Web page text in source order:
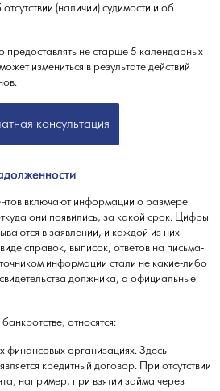
(наличии) судимости и об
не старше 5 календарных
измениться в результате действий
консультация
включают информации о размере
они появились, за какой срок. Цифры
в заявлении, и каждой из них
справок, выписок, ответов на письма-
информации стали не какие-либо
должника, а официальные
относятся:
финансовых организациях. Здесь
кредитный договор. При отсутствии
например, при взятии займа через